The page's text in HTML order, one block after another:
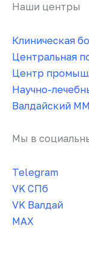
Наши центры
Клиническая
Центральная
Центр
Научно-
Валдайский
Мы в
Telegram
VK СПб
VK Валдай
MAX